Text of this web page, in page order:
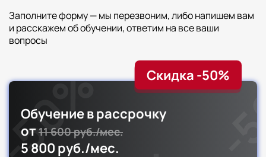
Заполните форму — мы перезвоним, либо напишем вам
и расскажем об обучении, ответим на все ваши
вопросы
Скидка -50%
Обучение в рассрочку
от11 600 руб./мес.
5 800 руб./мес.